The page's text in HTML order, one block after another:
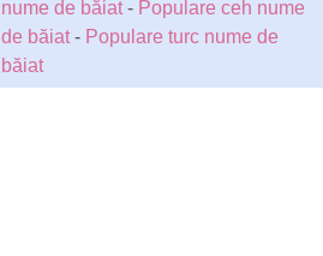
nume de băiat- Populare ceh nume
de băiat- Populare turc nume de
băiat